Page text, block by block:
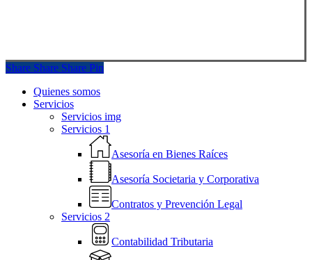
Share
Share Share Share Pin
Close
Menu
Quienes somos
Servicios
Servicios img
Servicios 1
Asesoría en Bienes Raíces
Asesoría Societaria y Corporativa
Contratos y Prevención Legal
Servicios 2
Contabilidad Tributaria